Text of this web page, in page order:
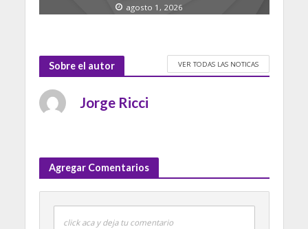
agosto 1, 2026
Sobre el autor VER TODAS LAS NOTICAS
Jorge Ricci
Agregar Comentarios
click aca y deja tu comentario